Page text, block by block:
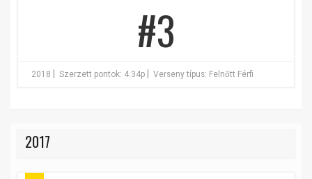
#3
2018 Szerzett pontok: 4.34p Verseny típus: Felnőtt Férfi
2017